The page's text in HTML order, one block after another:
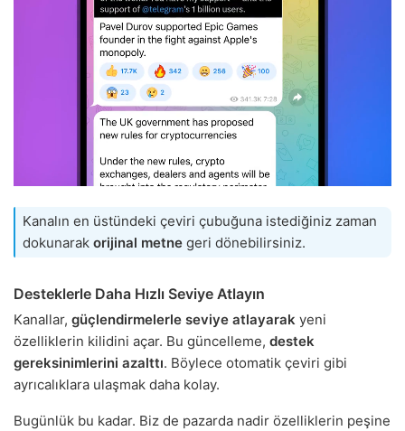
Kanalın en üstündeki çeviri çubuğuna istediğiniz zaman
dokunarak orijinal metne geri dönebilirsiniz.
Desteklerle Daha Hızlı Seviye Atlayın
Kanallar, güçlendirmelerle seviye atlayarak yeni
özelliklerin kilidini açar. Bu güncelleme, destek
gereksinimlerini azalttı. Böylece otomatik çeviri gibi
ayrıcalıklara ulaşmak daha kolay.
Bugünlük bu kadar. Biz de pazarda nadir özelliklerin peşine